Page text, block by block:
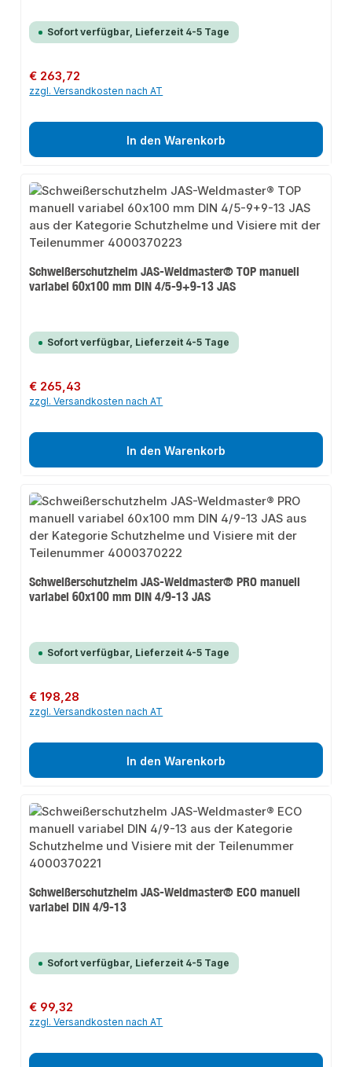
Sofort verfügbar, Lieferzeit 4-5 Tage
Regulärer Preis:
€ 263,72
zzgl. Versandkosten nach AT
In den Warenkorb
Schweißerschutzhelm JAS-Weldmaster® TOP manuell
variabel 60x100 mm DIN 4/5-9+9-13 JAS
Sofort verfügbar, Lieferzeit 4-5 Tage
Regulärer Preis:
€ 265,43
zzgl. Versandkosten nach AT
In den Warenkorb
Schweißerschutzhelm JAS-Weldmaster® PRO manuell
variabel 60x100 mm DIN 4/9-13 JAS
Sofort verfügbar, Lieferzeit 4-5 Tage
Regulärer Preis:
€ 198,28
zzgl. Versandkosten nach AT
In den Warenkorb
Schweißerschutzhelm JAS-Weldmaster® ECO manuell
variabel DIN 4/9-13
Sofort verfügbar, Lieferzeit 4-5 Tage
Regulärer Preis:
€ 99,32
zzgl. Versandkosten nach AT